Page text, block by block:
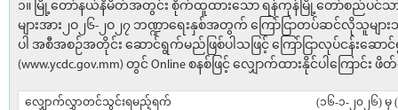
၁။ မြို့တော်နယ်နိမိတ်အတွင်း စိုက်ထူထားသော ရန်ကုန်မြို့တော်စည်ပင်သာ
များအား၂ဝ၂၆-၂ဝ၂၇ ဘဏ္ဍာရေးနှစ်အတွက် ကြော်ငြာတပ်ဆင်လိုသူများ
ပါ အစီအစဉ်အတိုင်း ဆောင်ရွက်မည်ဖြစ်ပါသဖြင့် ကြော်ငြာလုပ်ငန်းဆေ
(www.ycdc.gov.mm) တွင် Online စနစ်ဖြင့် လျှောက်ထားနိုင်ပါကြောင်း
လျှောက်လွှာတင်သွင်းရမည့်ရက်
(၁၆-၁-၂၀၂၆) မှ